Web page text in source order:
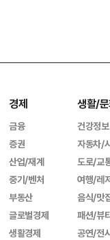
경제
금융
증권
산업/재계
중기/벤처
부동산
글로벌경제
생활경제
생활/
건강정보
자동차/
도로/교
여행/레
음식/맛
패션/뷰
공연/전